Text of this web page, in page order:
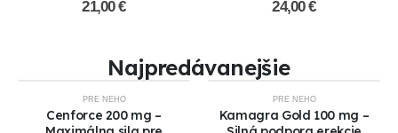
21,00€ 24,00€
Najpredávanejšie
PRE NEHO
Cenforce 200 mg –
PRE NEHO
Kamagra Gold 100 mg –